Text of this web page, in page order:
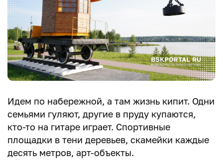
Идем по набережной, а там жизнь кипит. Одни
семьями гуляют, другие в пруду купаются,
кто-то на гитаре играет. Спортивные
площадки в тени деревьев, скамейки каждые
десять метров, арт-объекты.